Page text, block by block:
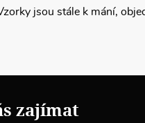
jsou stále k mání,
zajímat